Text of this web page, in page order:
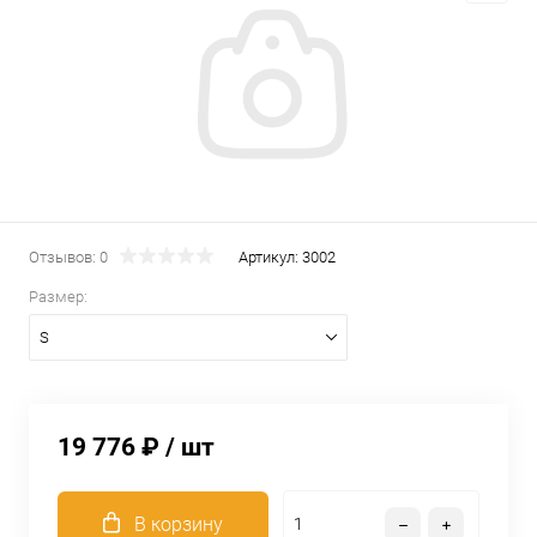
Отзывов: 0 Артикул: 3002
Размер:
S
19 776 ₽ / шт
В корзину